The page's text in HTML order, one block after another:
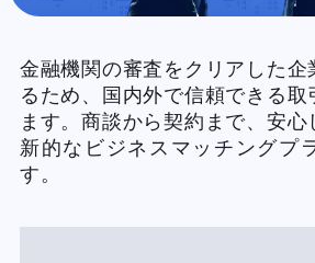
金融機関の審査をクリアした企
るため、国内外で信頼できる
ます。商談から契約まで、安
新的なビジネスマッチングプ
す。